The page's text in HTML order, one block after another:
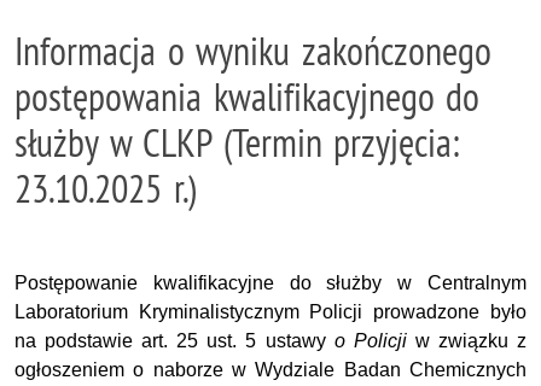
Informacja o wyniku zakończonego
postępowania kwalifikacyjnego do
służby w CLKP (Termin przyjęcia:
23.10.2025 r.)
Postępowanie kwalifikacyjne do służby w Centralnym
Laboratorium Kryminalistycznym Policji prowadzone było
na podstawie art. 25 ust. 5 ustawy o Policji w związku z
ogłoszeniem o naborze w Wydziale Badan Chemicznych